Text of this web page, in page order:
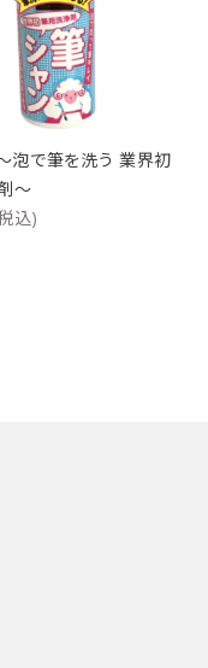
洗浄剤
泡で筆を洗う 業界初
～
込)